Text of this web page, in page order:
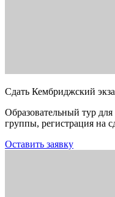
Сдать Кембриджский
Образовательный тур для
группы, регистрация на
Оставить заявку